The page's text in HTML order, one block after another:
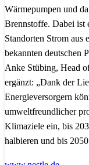
Wärmepumpen und
Brennstoffe. Dabei ist
Standorten Strom aus
bekannten deutschen
Anke Stübing, Head
ergänzt: „Dank der
Energieversorgern
umweltfreundlicher
Klimaziele ein, bis
halbieren und bis